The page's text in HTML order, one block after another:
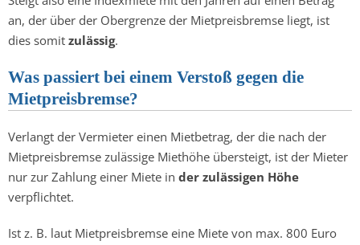
an, der über der Obergrenze der Mietpreisbremse liegt, ist
dies somit zulässig.
Was passiert bei einem Verstoß gegen die
Mietpreisbremse?
Verlangt der Vermieter einen Mietbetrag, der die nach der
Mietpreisbremse zulässige Miethöhe übersteigt, ist der Mieter
nur zur Zahlung einer Miete in der zulässigen Höhe
verpflichtet.
Ist z. B. laut Mietpreisbremse eine Miete von max. 800 Euro